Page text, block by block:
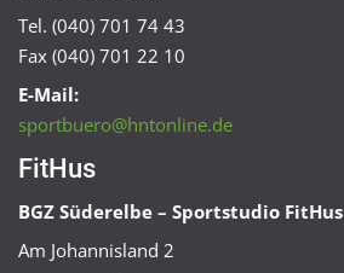
Tel. (040) 701 74 43
Fax (040) 701 22 10
E-Mail:
sportbuero@hntonline.de
FitHus
BGZ Süderelbe – Sportstudio FitHus
Am Johannisland 2